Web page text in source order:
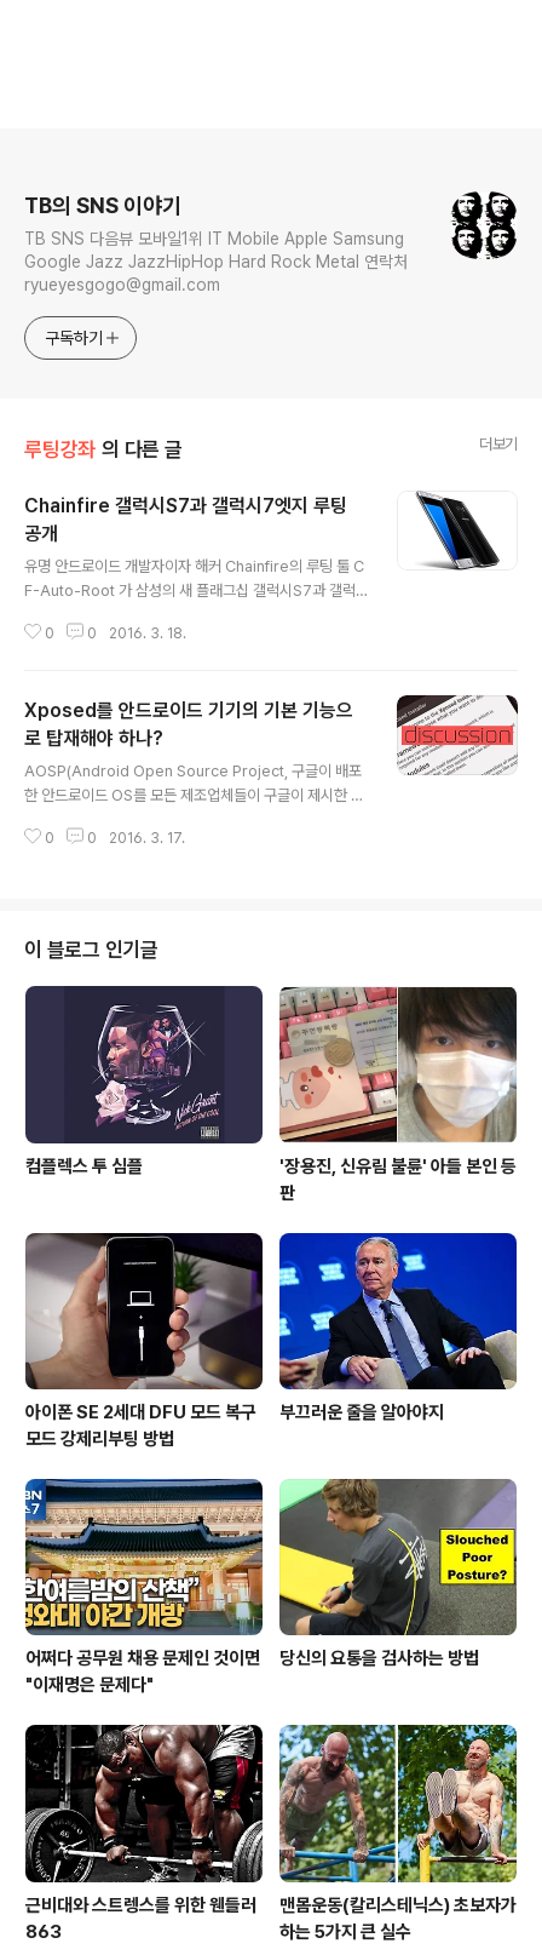
TB의 SNS 이야기
TB SNS 다음뷰 모바일1위 IT Mobile Apple Samsung
Google Jazz JazzHipHop Hard Rock Metal 연락처
ryueyesgogo@gmail.com
구독하기
루팅강좌 의 다른 글 더보기
Chainfire 갤럭시S7과 갤럭시7엣지 루팅
공개
유명 안드로이드 개발자이자 해커 Chainfire의 루팅 툴 C
F-Auto-Root 가 삼성의 새 플래그십 갤럭시S7과 갤럭
사항으로 자동 루팅 솔루션인 CF-Auto-Root 에 관하여
(지원 기기 목록) 중 하나를 플래싱 할 경우 아마도 당신의
기기는 벽돌이 될 것이다." 라 밝힌 것 처럼, CF-Auto-Ro
ot를 통한 프로세싱을 시작하기 전 부트로더가 언락 되어
있는지를 확인해야 한다. CF-Auto-Root 에 관한 소개는
Chainfire의 'Google+ page' 를 통해서 확인할 수 있
으며..
0 0 2016. 3. 18.
Xposed를 안드로이드 기기의 기본 기능으
로 탑재해야 하나?
AOSP(Android Open Source Project, 구글이 배포
한 안드로이드 OS를 모든 제조업체들이 구글이 제시한 가
다.)에 쉽고 다양한 커스터마이징이 가능한 Xposed는 iO
Box, Greenify, MinMinGuard, Use USB for Marsh
mallow, XPrivacy, YouTube AdAway가 있다. 이중
ASOP에 대한 직접적인 커스터마이징에는 GravityBox
가 쓰이고 iOS의 스프링보드를 커스터마이징 할 수 있는 S
0 0 2016. 3. 17.
이 블로그 인기글
컴플렉스 투 심플
'장용진, 신유림 불륜' 아들 본인 등
판
아이폰 SE 2세대 DFU 모드 복구
모드 강제리부팅 방법
부끄러운 줄을 알아야지
어쩌다 공무원 채용 문제인 것이면
"이재명은 문제다"
당신의 요통을 검사하는 방법
근비대와 스트렝스를 위한 웬들러
863
맨몸운동(칼리스테닉스) 초보자가
하는 5가지 큰 실수